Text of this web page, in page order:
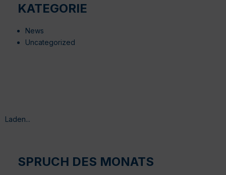
KATEGORIE
News
Uncategorized
Laden...
SPRUCH DES MONATS